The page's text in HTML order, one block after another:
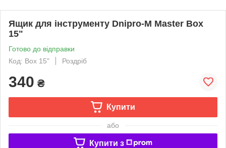
Ящик для інструменту Dnipro-M Master Box
15"
Готово до відправки
Код: Box 15"
Роздріб
340 ₴
Купити
або
Купити з